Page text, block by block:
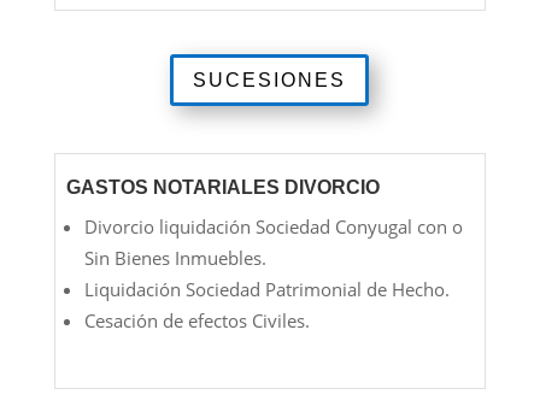
SUCESIONES
GASTOS NOTARIALES DIVORCIO
Divorcio liquidación Sociedad Conyugal con o
Sin Bienes Inmuebles.
Liquidación Sociedad Patrimonial de Hecho.
Cesación de efectos Civiles.